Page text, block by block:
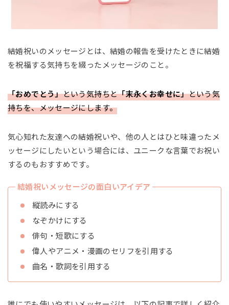
結婚祝いのメッセージとは、結婚の報告を受けたときに結婚
を祝福する気持ちを綴ったメッセージのこと。
「おめでとう」という気持ちと「末永くお幸せに」という気
持ちを、メッセージにします。
気心知れた友達への結婚祝いや、他の人とはひと味違ったメ
ッセージにしたいという場合には、ユニークな言葉でお祝い
するのもおすすめです。
結婚祝いメッセージの面白いアイデア
縦読みにする
なぞかけにする
俳句・短歌にする
偉人やアニメ・漫画のセリフを引用する
曲名・歌詞を引用する